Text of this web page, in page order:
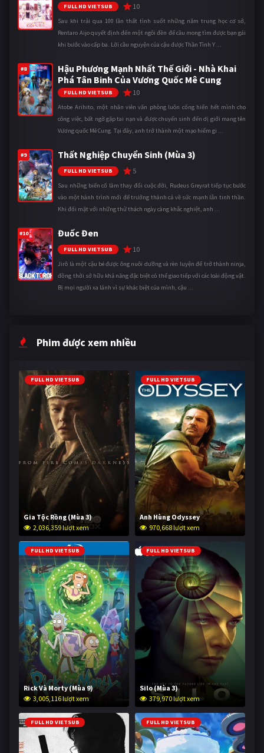
FULL HD VIETSUB 10
Sau khi trải qua 100 lần thất tình suốt những năm trung học cơ sở,
Rentaro Aijo quyết định đến một ngôi đền để cầu mong tìm được bạn gái
khi bước vào cấp ba. Lời cầu nguyện của cậu được Thần Tình Y ...
#8
Hậu Phương Mạnh Nhất Thế Giới - Nhà Khai
Phá Tân Binh Của Vương Quốc Mê Cung
FULL HD VIETSUB 10
Atobe Arihito, một nhân viên văn phòng luôn cống hiến hết mình cho
công việc, bất ngờ gặp tai nạn và được chuyển sinh đến dị giới mang tên
Vương quốc Mê Cung. Tại đây, anh trở thành một mạo hiểm gi ...
#9 Thất Nghiệp Chuyển Sinh (Mùa 3)
FULL HD VIETSUB 5
Sau những biến cố làm thay đổi cuộc đời, Rudeus Greyrat tiếp tục bước
vào một hành trình mới để trưởng thành cả về sức mạnh lẫn tinh thần.
Khi đối mặt với những thử thách ngày càng khắc nghiệt, anh ...
#10 Đuốc Đen
FULL HD VIETSUB 10
Jirô là một cậu bé được ông nuôi dưỡng và rèn luyện để trở thành ninja,
đồng thời sở hữu khả năng đặc biệt có thể giao tiếp với các loài động vật.
Bị mọi người xa lánh vì sự khác biệt của mình, cậu ...
Phim được xem nhiều
FULL HD VIETSUB
Gia Tộc Rồng (Mùa 3)
2,036,359 lượt xem
FULL HD VIETSUB
Anh Hùng Odyssey
970,668 lượt xem
FULL HD VIETSUB
Rick Và Morty (Mùa 9)
3,005,116 lượt xem
FULL HD VIETSUB
Silo (Mùa 3)
379,970 lượt xem
FULL HD VIETSUB FULL HD VIETSUB